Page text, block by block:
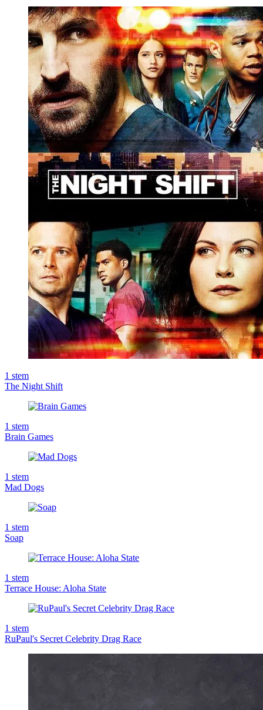
1 stem
The Night Shift
1 stem
Brain Games
1 stem
Mad Dogs
1 stem
Soap
1 stem
Terrace House: Aloha State
1 stem
RuPaul's Secret Celebrity Drag Race